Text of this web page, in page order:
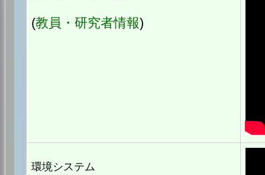
(教員・研究者情報)
環境システム